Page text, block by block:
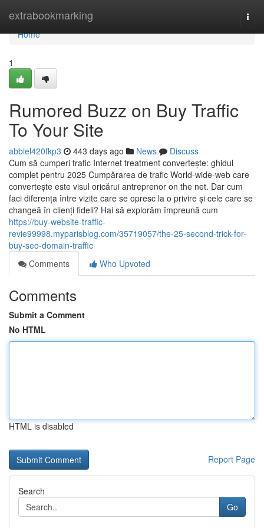
extrabookmarking
Home
Home
1
Rumored Buzz on Buy Traffic
To Your Site
abbiel420fkp3 443 days ago News
Discuss
Cum să cumperi trafic Internet treatment convertește: ghidul
complet pentru 2025 Cumpărarea de trafic World-wide-web care
convertește este visul oricărui antreprenor on the net. Dar cum
faci diferența între vizite care se opresc la o privire și cele care se
changeă în clienți fideli? Hai să explorăm împreună cum
https://buy-website-traffic-
revie99998.myparisblog.com/35719057/the-25-second-trick-for-
buy-seo-domain-traffic
Comments
Who Upvoted
Comments
Submit a Comment
No HTML
HTML is disabled
Report Page
Search
Go